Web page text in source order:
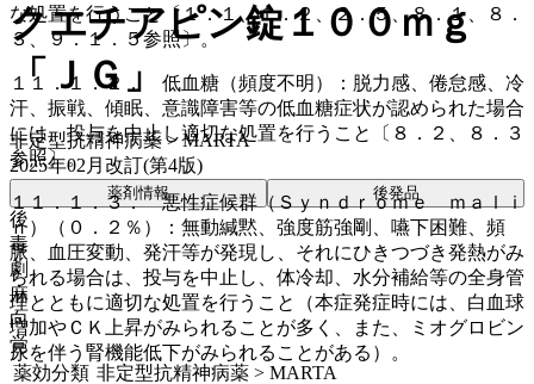
な処置を行うこと〔１．１、１．２、２．５、８．１、８．
３、９．１．５参照〕。
１１．１．２． 低血糖（頻度不明）：脱力感、倦怠感、冷
汗、振戦、傾眠、意識障害等の低血糖症状が認められた場合
には、投与を中止し適切な処置を行うこと〔８．２、８．３
参照〕。
１１．１．３． 悪性症候群（Ｓｙｎｄｒｏｍｅ ｍａｌｉ
ｎ）（０．２％）：無動緘黙、強度筋強剛、嚥下困難、頻
脈、血圧変動、発汗等が発現し、それにひきつづき発熱がみ
られる場合は、投与を中止し、体冷却、水分補給等の全身管
理とともに適切な処置を行うこと（本症発症時には、白血球
増加やＣＫ上昇がみられることが多く、また、ミオグロビン
尿を伴う腎機能低下がみられることがある）。
クエチアピン錠１００ｍｇ
「ＪＧ」
非定型抗精神病薬 > MARTA
2025年02月改訂(第4版)
薬剤情報 後発品
後
毒
劇
麻
向
覚
薬効分類 非定型抗精神病薬 > MARTA